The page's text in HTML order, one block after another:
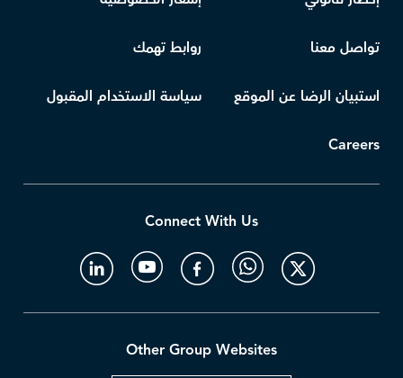
تواصل معنا روابط تهمك
استبيان الرضا عن الموقع سياسة الاستخدام المقبول
Careers
Connect With Us
Other Group Websites